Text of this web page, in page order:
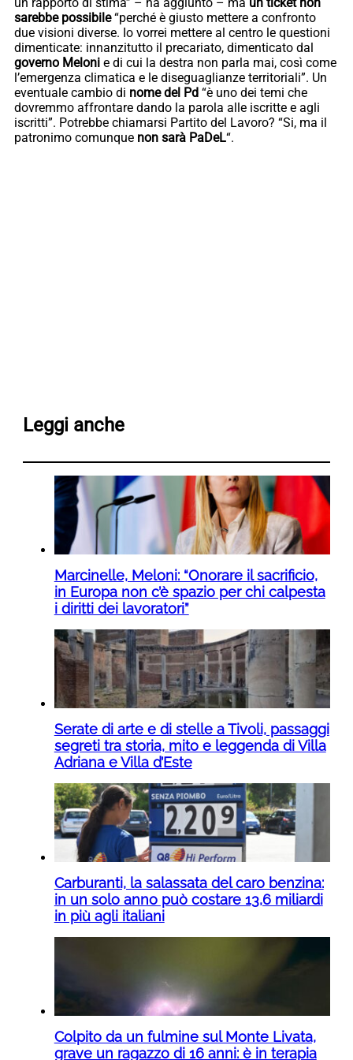
sarebbe possibile“perché è giusto mettere a confronto
due visioni diverse. Io vorrei mettere al centro le questioni
dimenticate: innanzitutto il precariato, dimenticato dal
governo Meloni e di cui la destra non parla mai, così come
l’emergenza climatica e le diseguaglianze territoriali”. Un
eventuale cambio di nome del Pd “è uno dei temi che
dovremmo affrontare dando la parola alle iscritte e agli
iscritti”. Potrebbe chiamarsi Partito del Lavoro? “Si, ma il
patronimo comunque non sarà PaDeL“.
Leggi anche
Marcinelle, Meloni: “Onorare il sacrificio,
in Europa non c’è spazio per chi calpesta
i diritti dei lavoratori”
Serate di arte e di stelle a Tivoli, passaggi
segreti tra storia, mito e leggenda di Villa
Adriana e Villa d’Este
Carburanti, la salassata del caro benzina:
in un solo anno può costare 13,6 miliardi
in più agli italiani
Colpito da un fulmine sul Monte Livata,
grave un ragazzo di 16 anni: è in terapia